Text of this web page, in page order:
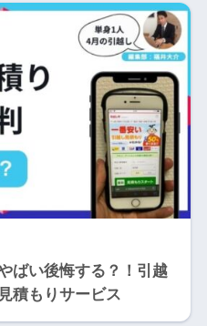
ばい後悔する？！引越
積もりサービス